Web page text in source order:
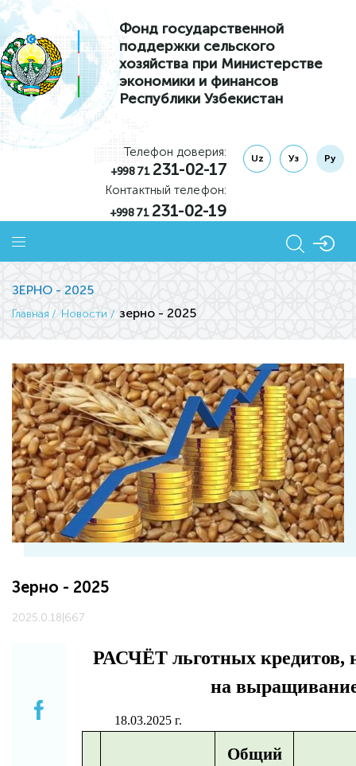
Фонд государственной
поддержки сельского
хозяйства при Министерстве
экономики и финансов
Республики Узбекистан
Телефон доверия:
+998 71231-02-17
Контактный телефон:
+998 71231-02-19
Uz Уз Ру
ЗЕРНО - 2025
Главная Новости зерно - 2025
Зерно - 2025
2025.0.18 667
РАСЧЁТ льготных кредитов,
на выращивание
18.03.2025 г.
Общий